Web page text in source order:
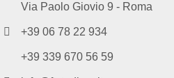
Via Paolo Giovio 9 - Roma
+39 06 78 22 934
+39 339 670 56 59